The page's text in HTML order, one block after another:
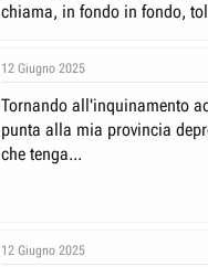
chiama, in fondo in fondo,
12 Giugno 2025
Tornando all'inquinamento
punta alla mia provincia
che tenga...
12 Giugno 2025